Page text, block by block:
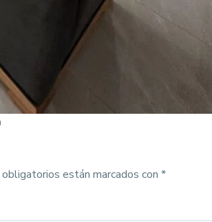
están marcados con *